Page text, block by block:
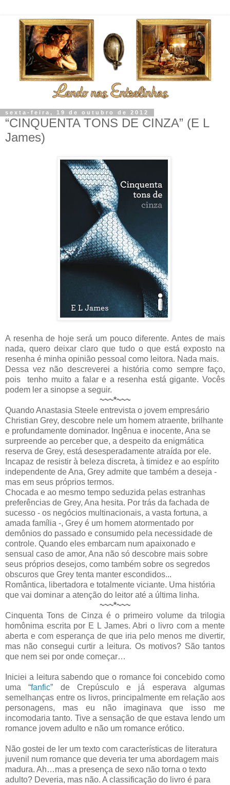
sexta-feira, 19 de outubro de 2012
“CINQUENTA TONS DE CINZA” (E L
James)
A resenha de hoje será um pouco diferente. Antes de mais
nada, quero deixar claro que tudo o que está exposto na
resenha é minha opinião pessoal como leitora. Nada mais.
Dessa vez não descreverei a história como sempre faço,
pois tenho muito a falar e a resenha está gigante. Vocês
podem ler a sinopse a seguir.
~~~*~~~
Quando Anastasia Steele entrevista o jovem empresário
Christian Grey, descobre nele um homem atraente, brilhante
e profundamente dominador. Ingênua e inocente, Ana se
surpreende ao perceber que, a despeito da enigmática
reserva de Grey, está desesperadamente atraída por ele.
Incapaz de resistir à beleza discreta, à timidez e ao espírito
independente de Ana, Grey admite que também a deseja -
mas em seus próprios termos.
Chocada e ao mesmo tempo seduzida pelas estranhas
preferências de Grey, Ana hesita. Por trás da fachada de
sucesso - os negócios multinacionais, a vasta fortuna, a
amada família -, Grey é um homem atormentado por
demônios do passado e consumido pela necessidade de
controle. Quando eles embarcam num apaixonado e
sensual caso de amor, Ana não só descobre mais sobre
seus próprios desejos, como também sobre os segredos
obscuros que Grey tenta manter escondidos...
Romântica, libertadora e totalmente viciante. Uma história
que vai dominar a atenção do leitor até a última linha.
~~~*~~~
Cinquenta Tons de Cinza é o primeiro volume da trilogia
homônima escrita por E L James. Abri o livro com a mente
aberta e com esperança de que iria pelo menos me divertir,
mas não consegui curtir a leitura. Os motivos? São tantos
que nem sei por onde começar…
Iniciei a leitura sabendo que o romance foi concebido como
uma “fanfic” de Crepúsculo e já esperava algumas
semelhanças entre os livros, principalmente em relação aos
personagens, mas eu não imaginava que isso me
incomodaria tanto. Tive a sensação de que estava lendo um
romance jovem adulto e não um romance erótico.
Não gostei de ler um texto com características de literatura
juvenil num romance que deveria ter uma abordagem mais
madura. Ah…mas a presença de sexo não torna o texto
adulto? Deveria, mas não. A classificação do livro é para